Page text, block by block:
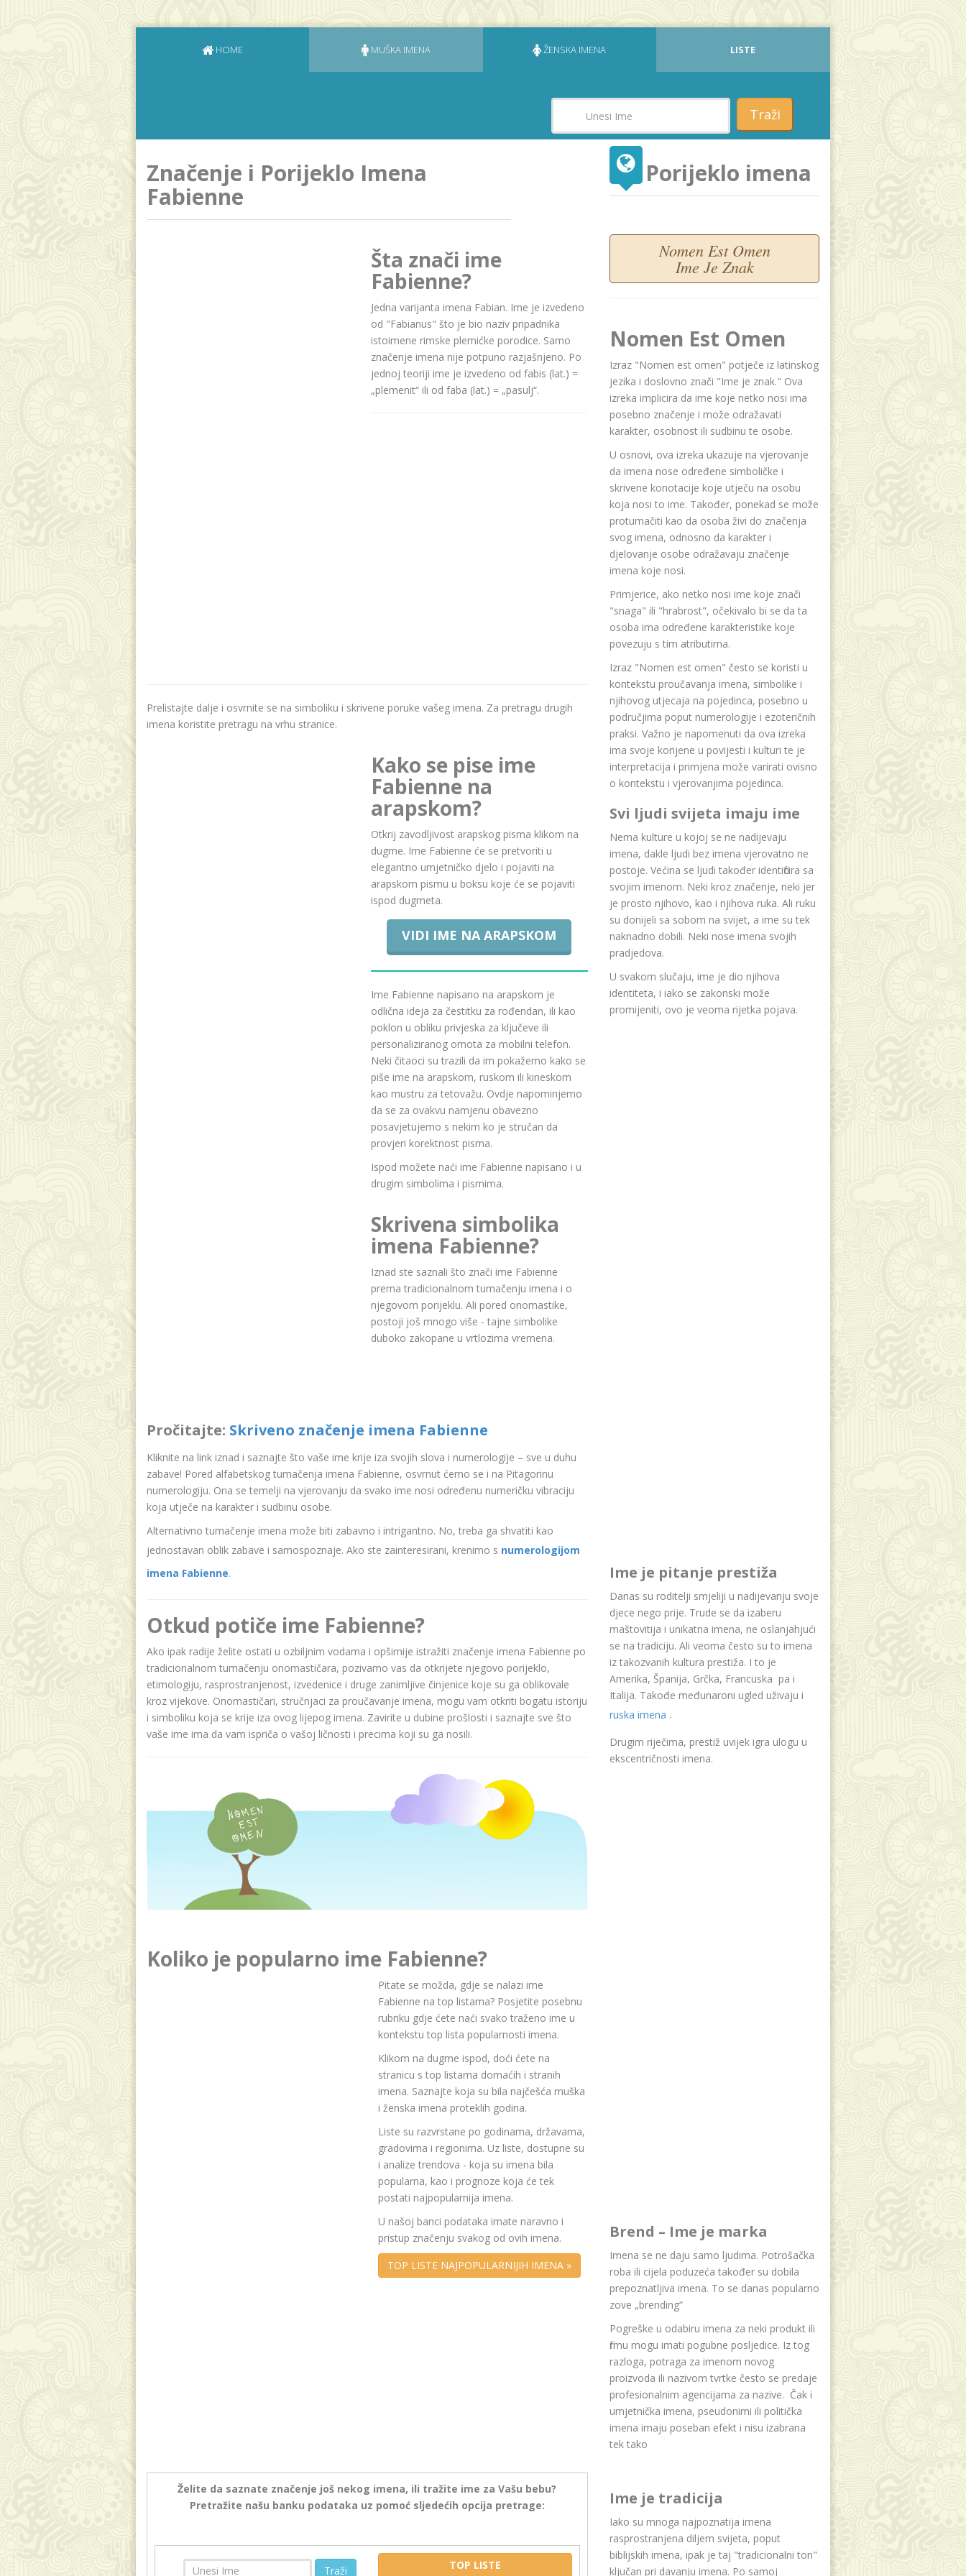
HOME MUŠKA IMENA ŽENSKA IMENA LISTE
Traži
Značenje i Porijeklo Imena
Fabienne
Šta znači ime
Fabienne?
Jedna varijanta imena Fabian. Ime je izvedeno
od "Fabianus" što je bio naziv pripadnika
istoimene rimske plemićke porodice. Samo
značenje imena nije potpuno razjašnjeno. Po
jednoj teoriji ime je izvedeno od fabis (lat.) =
„plemenit“ ili od faba (lat.) = „pasulj“.
Prelistajte dalje i osvrnite se na simboliku i skrivene poruke vašeg imena. Za pretragu drugih
imena koristite pretragu na vrhu stranice.
Kako se pise ime
Fabienne na
arapskom?
Otkrij zavodljivost arapskog pisma klikom na
dugme. Ime Fabienne će se pretvoriti u
elegantno umjetničko djelo i pojaviti na
arapskom pismu u boksu koje će se pojaviti
ispod dugmeta.
VIDI IME NA ARAPSKOM
Ime Fabienne napisano na arapskom je
odlična ideja za čestitku za rođendan, ili kao
poklon u obliku privjeska za ključeve ili
personaliziranog omota za mobilni telefon.
Neki čitaoci su trazili da im pokažemo kako se
piše ime na arapskom, ruskom ili kineskom
kao mustru za tetovažu. Ovdje napominjemo
da se za ovakvu namjenu obavezno
posavjetujemo s nekim ko je stručan da
provjeri korektnost pisma.
Ispod možete naći ime Fabienne napisano i u
drugim simbolima i pismima.
Skrivena simbolika
imena Fabienne?
Iznad ste saznali što znači ime Fabienne
prema tradicionalnom tumačenju imena i o
njegovom porijeklu. Ali pored onomastike,
postoji još mnogo više - tajne simbolike
duboko zakopane u vrtlozima vremena.
Pročitajte: Skriveno značenje imena Fabienne
Kliknite na link iznad i saznajte što vaše ime krije iza svojih slova i numerologije – sve u duhu
zabave! Pored alfabetskog tumačenja imena Fabienne, osvrnut ćemo se i na Pitagorinu
numerologiju. Ona se temelji na vjerovanju da svako ime nosi određenu numeričku vibraciju
koja utječe na karakter i sudbinu osobe.
Alternativno tumačenje imena može biti zabavno i intrigantno. No, treba ga shvatiti kao
jednostavan oblik zabave i samospoznaje. Ako ste zainteresirani, krenimo s numerologijom
imena Fabienne.
Otkud potiče ime Fabienne?
Ako ipak radije želite ostati u ozbiljnim vodama i opširnije istražiti značenje imena Fabienne po
tradicionalnom tumačenju onomastičara, pozivamo vas da otkrijete njegovo porijeklo,
etimologiju, rasprostranjenost, izvedenice i druge zanimljive činjenice koje su ga oblikovale
kroz vijekove. Onomastičari, stručnjaci za proučavanje imena, mogu vam otkriti bogatu istoriju
i simboliku koja se krije iza ovog lijepog imena. Zavirite u dubine prošlosti i saznajte sve što
vaše ime ima da vam ispriča o vašoj ličnosti i precima koji su ga nosili.
Koliko je popularno ime Fabienne?
Pitate se možda, gdje se nalazi ime
Fabienne na top listama? Posjetite posebnu
rubriku gdje ćete naći svako traženo ime u
kontekstu top lista popularnosti imena.
Klikom na dugme ispod, doći ćete na
stranicu s top listama domaćih i stranih
imena. Saznajte koja su bila najčešća muška
i ženska imena proteklih godina.
Liste su razvrstane po godinama, državama,
gradovima i regionima. Uz liste, dostupne su
i analize trendova - koja su imena bila
popularna, kao i prognoze koja će tek
postati najpopularnija imena.
U našoj banci podataka imate naravno i
pristup značenju svakog od ovih imena.
TOP LISTE NAJPOPULARNIJIH IMENA »
Želite da saznate značenje još nekog imena, ili tražite ime za Vašu bebu?
Pretražite našu banku podataka uz pomoć sljedećih opcija pretrage:
Traži TOP LISTE
Porijeklo imena
Nomen Est Omen
Ime Je Znak
Nomen Est Omen
Izraz "Nomen est omen" potječe iz latinskog
jezika i doslovno znači "Ime je znak." Ova
izreka implicira da ime koje netko nosi ima
posebno značenje i može odražavati
karakter, osobnost ili sudbinu te osobe.
U osnovi, ova izreka ukazuje na vjerovanje
da imena nose određene simboličke i
skrivene konotacije koje utječu na osobu
koja nosi to ime. Također, ponekad se može
protumačiti kao da osoba živi do značenja
svog imena, odnosno da karakter i
djelovanje osobe odražavaju značenje
imena koje nosi.
Primjerice, ako netko nosi ime koje znači
"snaga" ili "hrabrost", očekivalo bi se da ta
osoba ima određene karakteristike koje
povezuju s tim atributima.
Izraz "Nomen est omen" često se koristi u
kontekstu proučavanja imena, simbolike i
njihovog utjecaja na pojedinca, posebno u
područjima poput numerologije i ezoteričnih
praksi. Važno je napomenuti da ova izreka
ima svoje korijene u povijesti i kulturi te je
interpretacija i primjena može varirati ovisno
o kontekstu i vjerovanjima pojedinca.
Svi ljudi svijeta imaju ime
Nema kulture u kojoj se ne nadijevaju
imena, dakle ljudi bez imena vjerovatno ne
postoje. Većina se ljudi također identificira sa
svojim imenom. Neki kroz značenje, neki jer
je prosto njihovo, kao i njihova ruka. Ali ruku
su donijeli sa sobom na svijet, a ime su tek
naknadno dobili. Neki nose imena svojih
pradjedova.
U svakom slučaju, ime je dio njihova
identiteta, i iako se zakonski može
promijeniti, ovo je veoma rijetka pojava.
Ime je pitanje prestiža
Danas su roditelji smjeliji u nadijevanju svoje
djece nego prije. Trude se da izaberu
maštovitija i unikatna imena, ne oslanjahjući
se na tradiciju. Ali veoma često su to imena
iz takozvanih kultura prestiža. I to je
Amerika, Španija, Grčka, Francuska pa i
Italija. Takođe međunaroni ugled uživaju i
ruska imena .
Drugim riječima, prestiž uvijek igra ulogu u
ekscentričnosti imena.
Brend – Ime je marka
Imena se ne daju samo ljudima. Potrošačka
roba ili cijela poduzeća također su dobila
prepoznatljiva imena. To se danas popularno
zove „brending“
Pogreške u odabiru imena za neki produkt ili
firmu mogu imati pogubne posljedice. Iz tog
razloga, potraga za imenom novog
proizvoda ili nazivom tvrtke često se predaje
profesionalnim agencijama za nazive. Čak i
umjetnička imena, pseudonimi ili politička
imena imaju poseban efekt i nisu izabrana
tek tako
Ime je tradicija
Iako su mnoga najpoznatija imena
rasprostranjena diljem svijeta, poput
biblijskih imena, ipak je taj "tradicionalni ton"
ključan pri davanju imena. Po samoj